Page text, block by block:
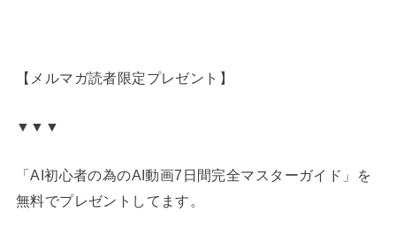
【メルマガ読者限定プレゼント】
▼▼▼
「AI初心者の為のAI動画7日間完全マスターガイド」を
無料でプレゼントしてます。